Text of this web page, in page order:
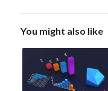
You might also like